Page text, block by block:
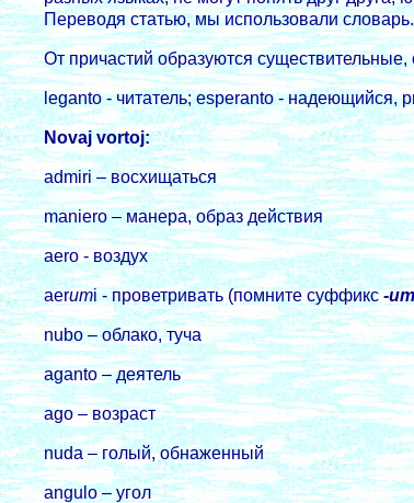
Переводя статью, мы использовали
От причастий образуются
leganto - читатель; esperanto - надеющийся,
Novaj vortoj:
admiri – восхищаться
maniero – манера, образ действия
aero - воздух
aerumi - проветривать (помните суффикс-
nubo – облако, туча
aganto – деятель
ago – возраст
nuda – голый, обнаженный
angulo – угол